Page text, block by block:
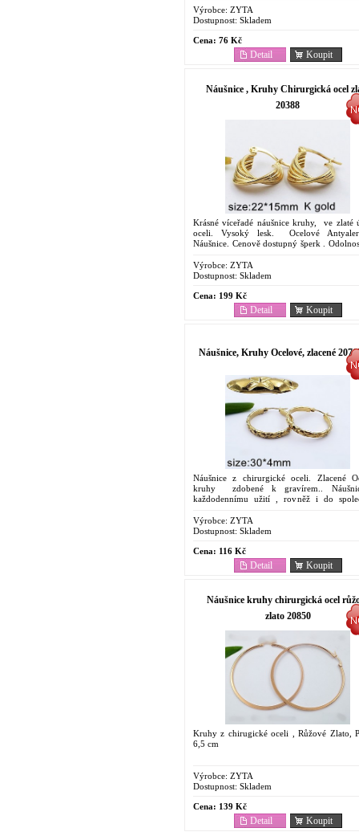
Výrobce: ZYTA
Dostupnost: Skladem
Cena: 76 Kč
Koupit
Detail
Náušnice , Kruhy Chirurgická ocel
20388
Krásné víceřadé náušnice kruhy, ve zlaté
oceli. Vysoký lesk. Ocelové
Náušnice. Cenově dostupný šperk .
Výrobce: ZYTA
Dostupnost: Skladem
Cena: 199 Kč
Koupit
Detail
Náušnice, Kruhy Ocelové, zlacené
Náušnice z chirurgické oceli. Zlacené
kruhy zdobené k gravírem..
každodennímu užití , rovněž i do
Náušnice....
Výrobce: ZYTA
Dostupnost: Skladem
Cena: 116 Kč
Koupit
Detail
Náušnice kruhy chirurgická ocel
zlato 20850
Kruhy z chirugické oceli , Růžové Zlato,
6,5 cm
Výrobce: ZYTA
Dostupnost: Skladem
Cena: 139 Kč
Koupit
Detail